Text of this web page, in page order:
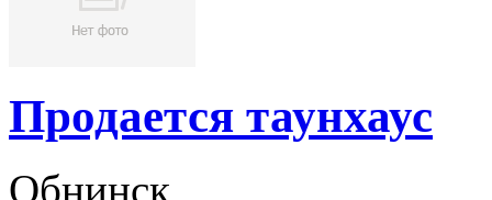
Продается таунхаус
Обнинск